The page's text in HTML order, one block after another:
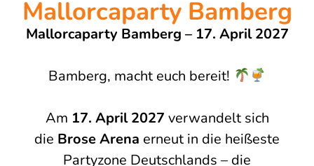
Mallorcaparty Bamberg
Mallorcaparty Bamberg – 17. April 2027
Bamberg, macht euch bereit!
Am 17. April 2027 verwandelt sich
die Brose Arena erneut in die heißeste
Partyzone Deutschlands – die